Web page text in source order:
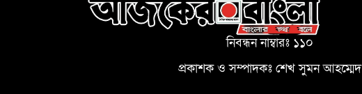
নিবন্ধন নাম্বারঃ ১১০
প্রকাশক ও সম্পাদকঃ শেখ সুমন আহম্মেদ